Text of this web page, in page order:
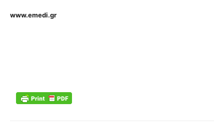
www.emedi.gr